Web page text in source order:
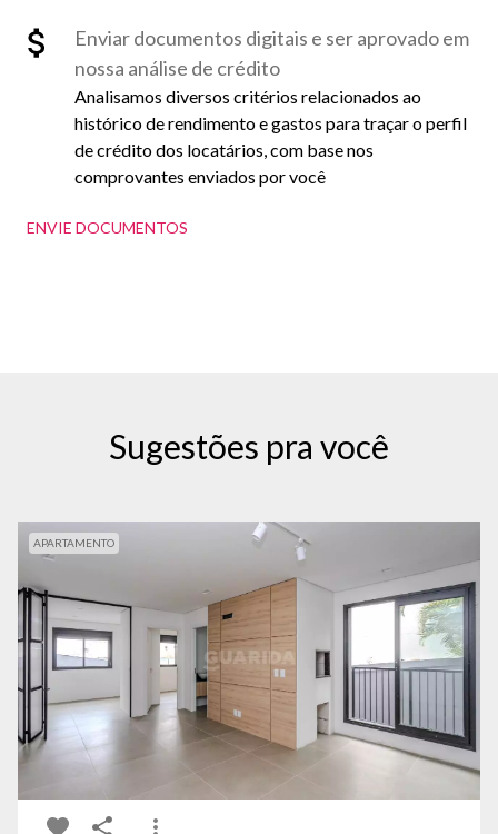
Enviar documentos digitais e ser aprovado em
nossa análise de crédito
Analisamos diversos critérios relacionados ao
histórico de rendimento e gastos para traçar o perfil
de crédito dos locatários, com base nos
comprovantes enviados por você
ENVIE DOCUMENTOS
Sugestões pra você
APARTAMENTO